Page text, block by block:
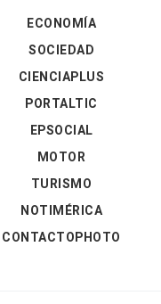
ECONOMÍA
SOCIEDAD
CIENCIAPLUS
PORTALTIC
EPSOCIAL
MOTOR
TURISMO
NOTIMÉRICA
CONTACTOPHOTO